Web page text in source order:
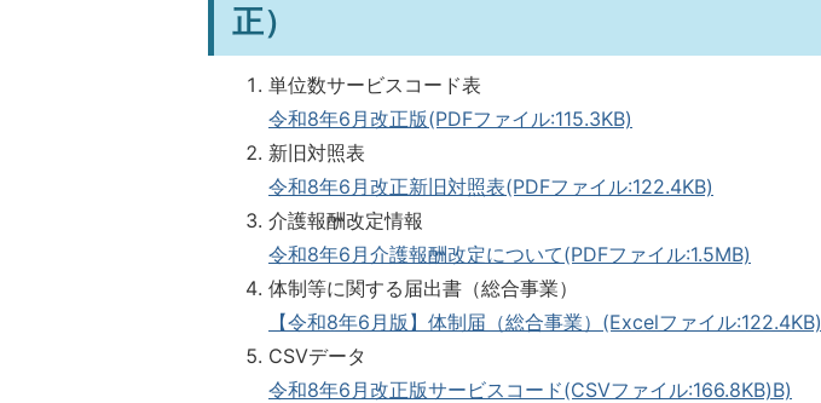
正）
単位数サービスコード表
令和8年6月改正版(PDFファイル:115.3KB)
新旧対照表
令和8年6月改正新旧対照表(PDFファイル:122.4KB)
介護報酬改定情報
令和8年6月介護報酬改定について(PDFファイル:1.5MB)
体制等に関する届出書（総合事業）
【令和8年6月版】体制届（総合事業）(Excelファイル:122.4KB)
CSVデータ
令和8年6月改正版サービスコード(CSVファイル:166.8KB)B)